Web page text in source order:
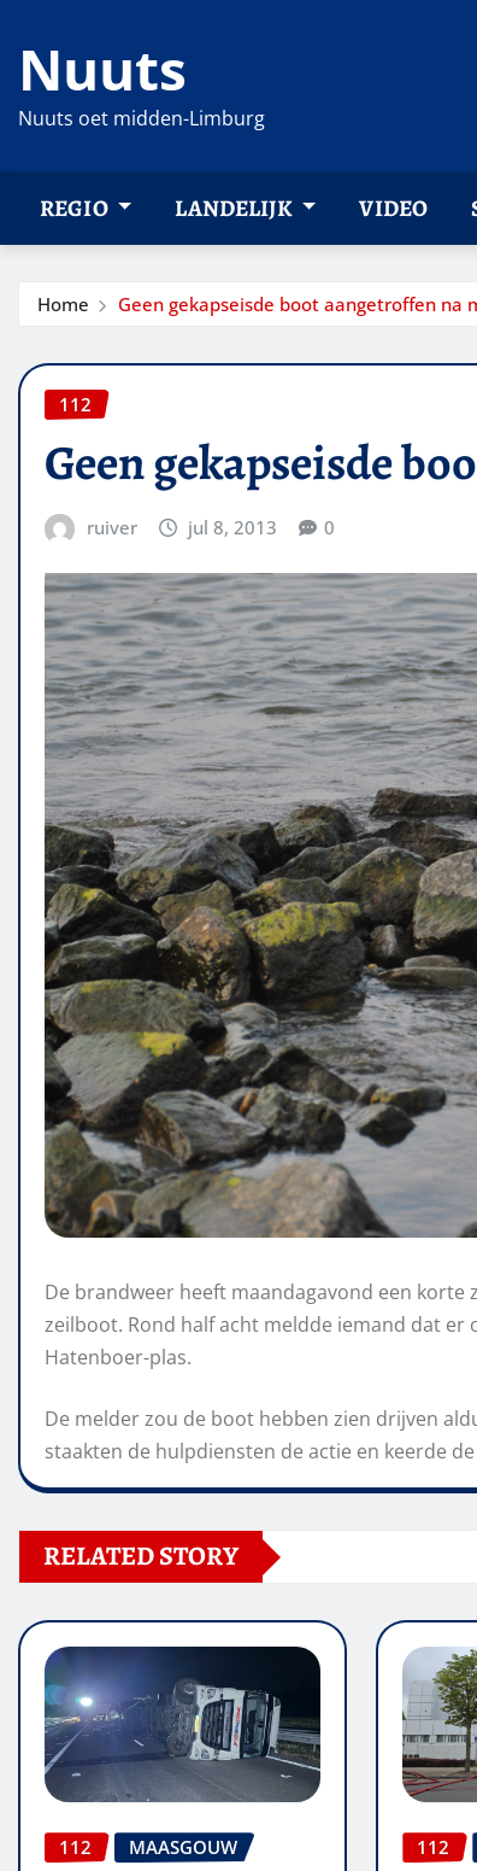
naar
inhoud
Nuuts
Nuuts oet midden-Limburg
REGIO LANDELIJK VIDEO
Home Geen gekapseisde boot aangetroffen na
112
Geen gekapseisde
ruiver jul 8, 2013 0
De brandweer heeft maandagavond een
zeilboot. Rond half acht meldde iemand dat er
Hatenboer-plas.
De melder zou de boot hebben zien drijven
staakten de hulpdiensten de actie en keerde
RELATED STORY
112 MAASGOUW 112